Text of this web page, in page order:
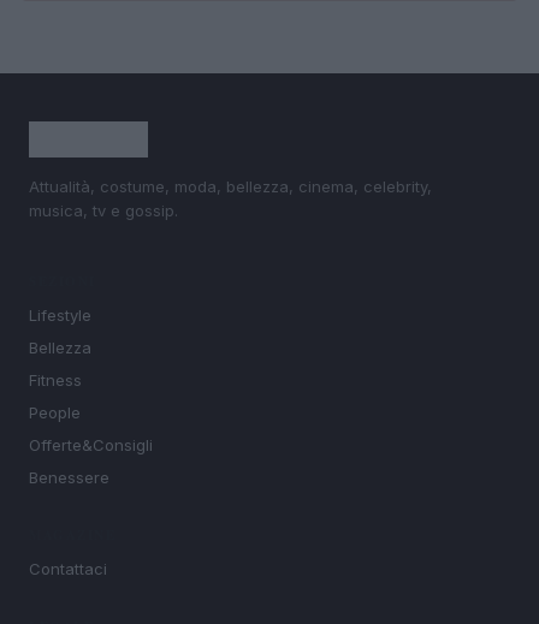
Attualità, costume, moda, bellezza, cinema, celebrity,
musica, tv e gossip.
Lifestyle
Bellezza
Fitness
People
Offerte&Consigli
Benessere
Contattaci